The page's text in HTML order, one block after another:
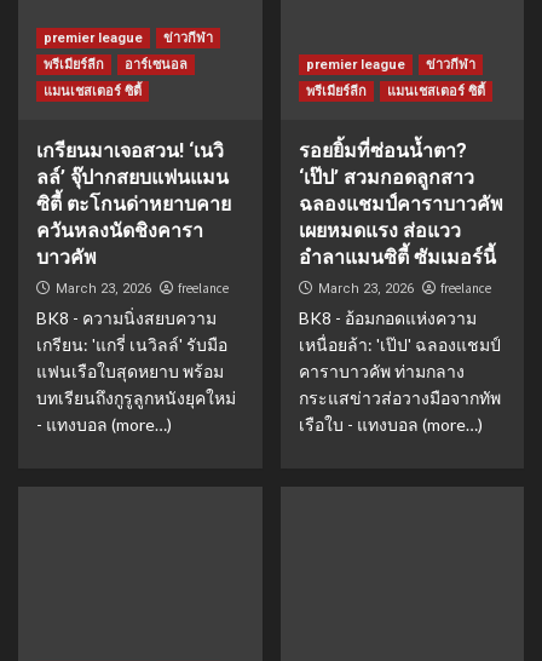
premier league
ข่าวกีฬา
พรีเมียร์ลีก
อาร์เซนอล
แมนเชสเตอร์ ซิตี้
เกรียนมาเจอสวน! ‘เนวิ
ลล์’ จุ๊ปากสยบแฟนแมน
ซิตี้ ตะโกนด่าหยาบคาย
ควันหลงนัดชิงคารา
บาวคัพ
March 23, 2026 freelance
BK8 - ความนิ่งสยบความ
เกรียน: 'แกรี่ เนวิลล์' รับมือ
แฟนเรือใบสุดหยาบ พร้อม
บทเรียนถึงกูรูลูกหนังยุคใหม่
- แทงบอล (more…)
premier league
ข่าวกีฬา
พรีเมียร์ลีก
แมนเชสเตอร์ ซิตี้
รอยยิ้มที่ซ่อนน้ำตา?
‘เป๊ป’ สวมกอดลูกสาว
ฉลองแชมป์คาราบาวคัพ
เผยหมดแรง ส่อแวว
อำลาแมนซิตี้ ซัมเมอร์นี้
March 23, 2026 freelance
BK8 - อ้อมกอดแห่งความ
เหนื่อยล้า: 'เป๊ป' ฉลองแชมป์
คาราบาวคัพ ท่ามกลาง
กระแสข่าวส่อวางมือจากทัพ
เรือใบ - แทงบอล (more…)